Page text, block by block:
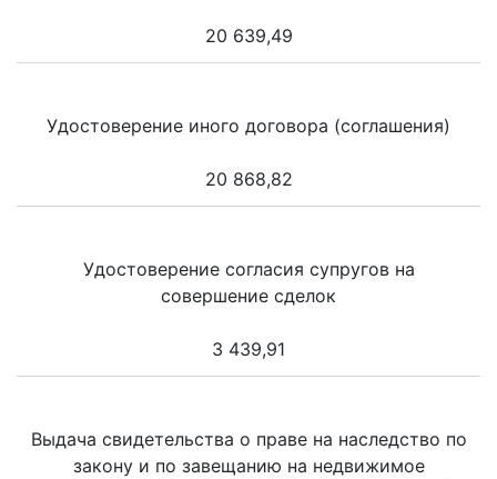
20 639,49
Удостоверение иного договора (соглашения)
20 868,82
Удостоверение согласия супругов на
совершение сделок
3 439,91
Выдача свидетельства о праве на наследство по
закону и по завещанию на недвижимое